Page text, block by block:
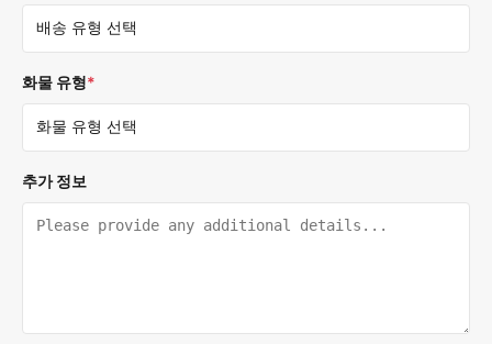
화물 유형*
추가 정보